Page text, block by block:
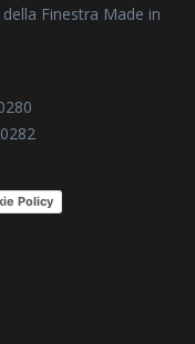
Finestra Made in
Policy